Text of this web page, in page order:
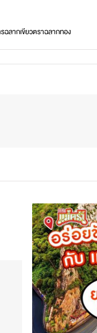
ลากเขียวตราฉลากทอง